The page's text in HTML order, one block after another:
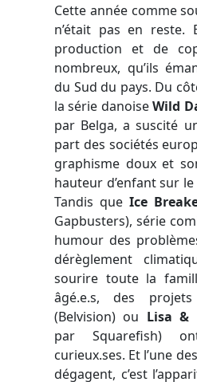
Cette année comme
n’était pas en reste.
production et de
nombreux, qu’ils
du Sud du pays. Du
la série danoiseWild
par Belga, a suscité
part des sociétés
graphisme doux et
hauteur d’enfant sur
Tandis que Ice
Gapbusters), série
humour des
dérèglement
sourire toute la
âgé.e.s, des
(Belvision) ou Lisa
par Squarefish)
curieux.ses. Et l’une
dégagent, c’est